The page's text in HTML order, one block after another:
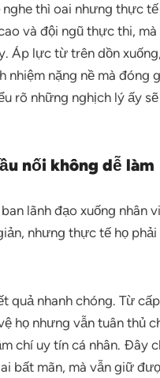
thì oai nhưng thực
và đội ngũ thực thi,
Áp lực từ trên dồn
nặng nề mà đóng
rõ những nghịch lý ấy
nối không dễ làm
lãnh đạo xuống nhân
nhưng thực tế họ
quả nhanh chóng. Từ
họ nhưng vẫn tuân thủ
chí uy tín cá nhân. Đây
bất mãn, mà vẫn giữ